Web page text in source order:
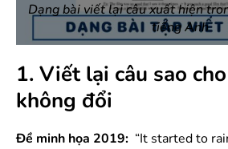
Dạng bài viết lại câu xuất hiện
tiếng Anh
1. Viết lại câu sao
không đổi
Đề minh họa 2019: “It started to